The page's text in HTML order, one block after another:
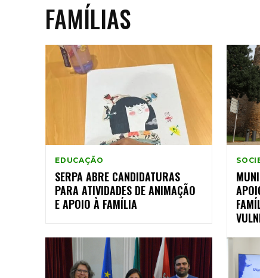
FAMÍLIAS
EDUCAÇÃO
SERPA ABRE CANDIDATURAS
PARA ATIVIDADES DE ANIMAÇÃO
E APOIO À FAMÍLIA